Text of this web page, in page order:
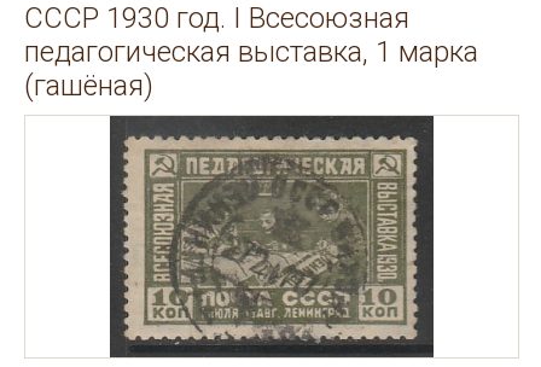
СССР 1930 год. I Всесоюзная
педагогическая выставка, 1 марка
(гашёная)